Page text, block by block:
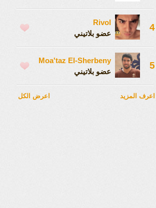
4
Rivol
عضو بلاتيني
5
Moa'taz El-Sherbeny
عضو بلاتيني
اعرف المزيد اعرض الكل